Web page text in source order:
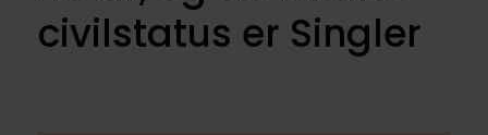
civilstatus er Singler